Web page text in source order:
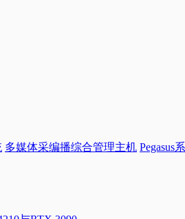
多媒体采编播综合管理主机 Pegasus